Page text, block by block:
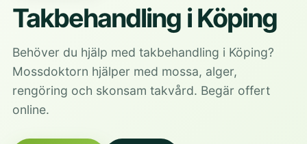
Takbehandling i Köping
Behöver du hjälp med takbehandling i Köping?
Mossdoktorn hjälper med mossa, alger,
rengöring och skonsam takvård. Begär offert
online.